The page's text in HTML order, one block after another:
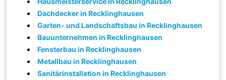
Dachdecker in Recklinghausen
Garten- und Landschaftsbau in Recklinghausen
Bauunternehmen in Recklinghausen
Fensterbau in Recklinghausen
Metallbau in Recklinghausen
Sanitärinstallation in Recklinghausen